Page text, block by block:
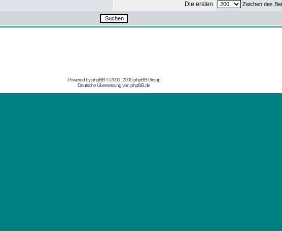
Die ersten Zeichen des
Powered byphpBB© 2001, 2005 phpBB Group
Deutsche Übersetzung vonphpBB.de